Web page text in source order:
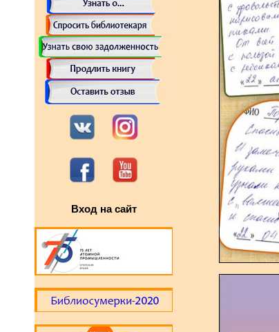
Вход на сайт